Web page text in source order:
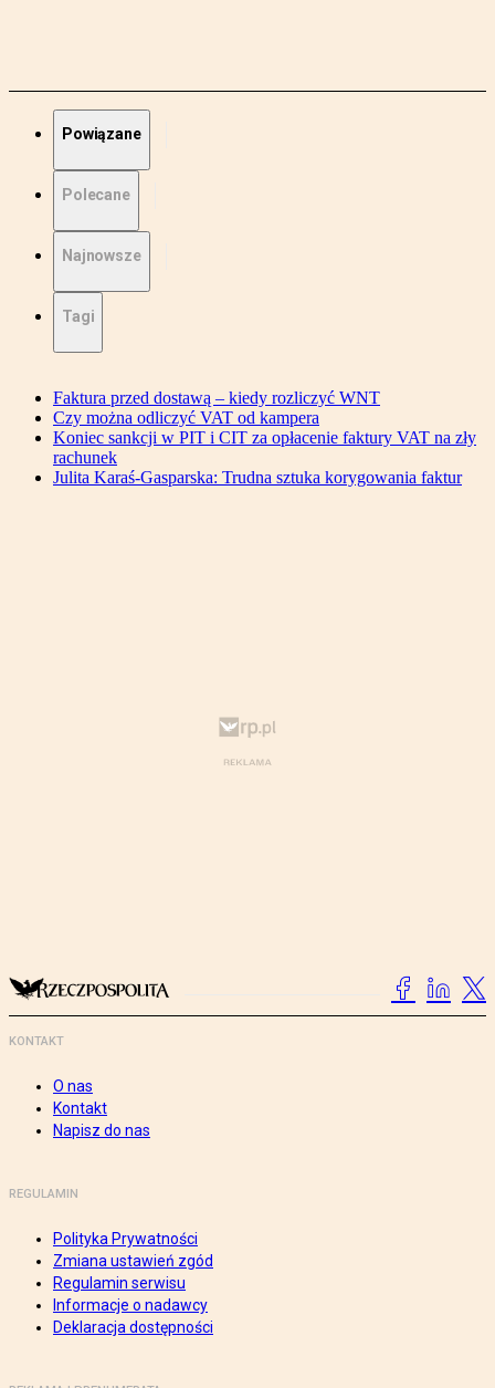
Powiązane
Polecane
Najnowsze
Tagi
Faktura przed dostawą – kiedy rozliczyć WNT
Czy można odliczyć VAT od kampera
Koniec sankcji w PIT i CIT za opłacenie faktury VAT na zły
rachunek
Julita Karaś-Gasparska: Trudna sztuka korygowania faktur
KONTAKT
O nas
Kontakt
Napisz do nas
REGULAMIN
Polityka Prywatności
Zmiana ustawień zgód
Regulamin serwisu
Informacje o nadawcy
Deklaracja dostępności